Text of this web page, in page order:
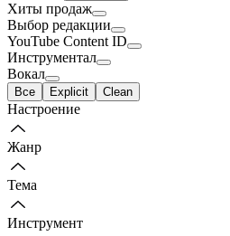
Хиты продаж
Выбор редакции
YouTube Content ID
Инструментал
Вокал
Все Explicit Clean
Настроение
Жанр
Тема
Инструмент